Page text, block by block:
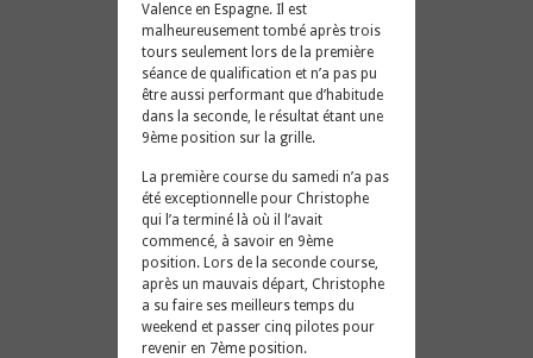
Valence en Espagne. Il est
malheureusement tombé après trois
tours seulement lors de la première
séance de qualification et n’a pas pu
être aussi performant que d’habitude
dans la seconde, le résultat étant une
9ème position sur la grille.
La première course du samedi n’a pas
été exceptionnelle pour Christophe
qui l’a terminé là où il l’avait
commencé, à savoir en 9ème
position. Lors de la seconde course,
après un mauvais départ, Christophe
a su faire ses meilleurs temps du
weekend et passer cinq pilotes pour
revenir en 7ème position.